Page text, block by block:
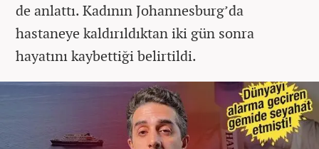
de anlattı. Kadının Johannesburg’da
hastaneye kaldırıldıktan iki gün sonra
hayatını kaybettiği belirtildi.